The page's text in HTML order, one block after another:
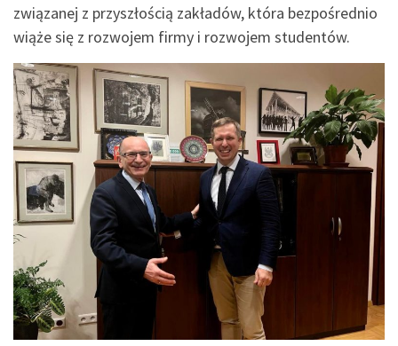
związanej z przyszłością zakładów, która bezpośrednio
wiąże się z rozwojem firmy i rozwojem studentów.